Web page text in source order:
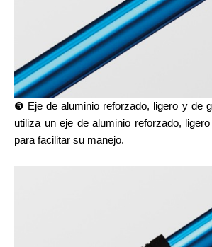
❺ Eje de aluminio reforzado, ligero y de
utiliza un eje de aluminio reforzado,
para facilitar su manejo.